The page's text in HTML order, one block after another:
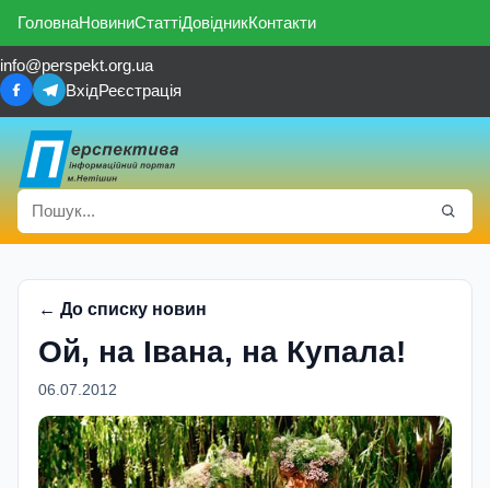
ГоловнаНовиниСтаттіДовідникКонтакти
info@perspekt.org.ua
ВхідРеєстрація
← До списку новин
Ой, на Івана, на Купала!
06.07.2012